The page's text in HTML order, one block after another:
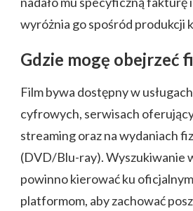
wyróżnia go spośród produkcji
Gdzie mogę obejrzeć
Film bywa dostępny w
cyfrowych, serwisach
streaming oraz na wydaniach
(DVD/Blu-ray). Wyszukiwanie
powinno kierować ku
platformom, aby zachować